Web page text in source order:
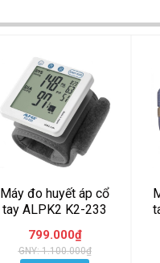
Máy đo huyết áp cổ
tay ALPK2 K2-233
799.000₫
GNY: 1.100.000₫